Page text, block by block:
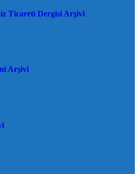
Ticareti Dergisi Arşivi
Arşivi